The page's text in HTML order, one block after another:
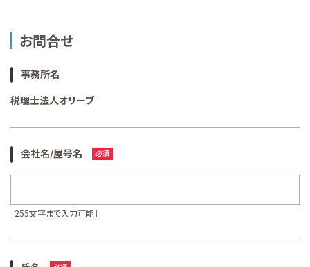
お問合せ
事務所名
税理士法人オリーブ
会社名/屋号名
［255文字まで入力可能］